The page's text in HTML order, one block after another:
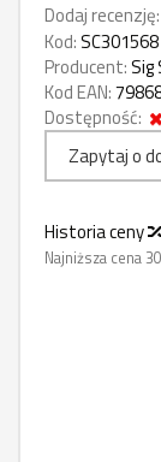
Dodaj recenzję:
Kod:SC301568
Producent:Sig
Kod EAN:
Dostępność:
Zapytaj o
Historia ceny
Najniższa cena